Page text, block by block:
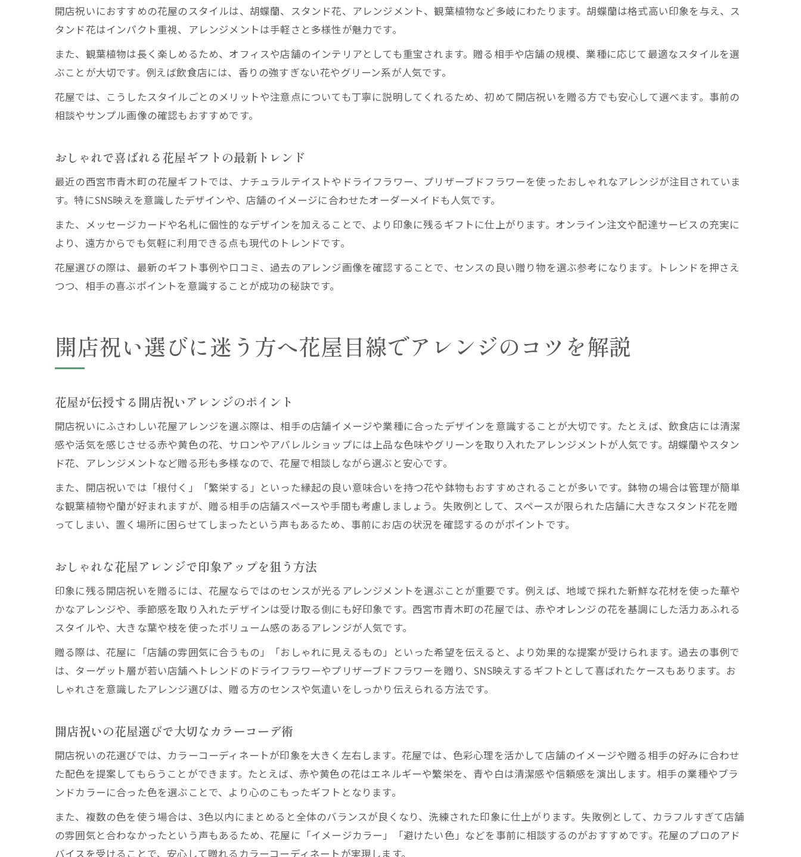
開店祝いで嬉しい花屋の心づかいとは何か
開店祝いにおすすめの花屋のスタイルは、胡蝶蘭、スタンド花、アレンジメント、観葉植物など多岐にわたります。胡蝶蘭は格式高い印象を与え、ス
タンド花はインパクト重視、アレンジメントは手軽さと多様性が魅力です。
また、観葉植物は長く楽しめるため、オフィスや店舗のインテリアとしても重宝されます。贈る相手や店舗の規模、業種に応じて最適なスタイルを選
ぶことが大切です。例えば飲食店には、香りの強すぎない花やグリーン系が人気です。
花屋では、こうしたスタイルごとのメリットや注意点についても丁寧に説明してくれるため、初めて開店祝いを贈る方でも安心して選べます。事前の
相談やサンプル画像の確認もおすすめです。
おしゃれで喜ばれる花屋ギフトの最新トレンド
最近の西宮市青木町の花屋ギフトでは、ナチュラルテイストやドライフラワー、プリザーブドフラワーを使ったおしゃれなアレンジが注目されていま
す。特にSNS映えを意識したデザインや、店舗のイメージに合わせたオーダーメイドも人気です。
また、メッセージカードや名札に個性的なデザインを加えることで、より印象に残るギフトに仕上がります。オンライン注文や配達サービスの充実に
より、遠方からでも気軽に利用できる点も現代のトレンドです。
花屋選びの際は、最新のギフト事例や口コミ、過去のアレンジ画像を確認することで、センスの良い贈り物を選ぶ参考になります。トレンドを押さえ
つつ、相手の喜ぶポイントを意識することが成功の秘訣です。
開店祝い選びに迷う方へ花屋目線でアレンジのコツを解説
花屋が伝授する開店祝いアレンジのポイント
開店祝いにふさわしい花屋アレンジを選ぶ際は、相手の店舗イメージや業種に合ったデザインを意識することが大切です。たとえば、飲食店には清潔
感や活気を感じさせる赤や黄色の花、サロンやアパレルショップには上品な色味やグリーンを取り入れたアレンジメントが人気です。胡蝶蘭やスタン
ド花、アレンジメントなど贈る形も多様なので、花屋で相談しながら選ぶと安心です。
また、開店祝いでは「根付く」「繁栄する」といった縁起の良い意味合いを持つ花や鉢物もおすすめされることが多いです。鉢物の場合は管理が簡単
な観葉植物や蘭が好まれますが、贈る相手の店舗スペースや手間も考慮しましょう。失敗例として、スペースが限られた店舗に大きなスタンド花を贈
ってしまい、置く場所に困らせてしまったという声もあるため、事前にお店の状況を確認するのがポイントです。
おしゃれな花屋アレンジで印象アップを狙う方法
印象に残る開店祝いを贈るには、花屋ならではのセンスが光るアレンジメントを選ぶことが重要です。例えば、地域で採れた新鮮な花材を使った華や
かなアレンジや、季節感を取り入れたデザインは受け取る側にも好印象です。西宮市青木町の花屋では、赤やオレンジの花を基調にした活力あふれる
スタイルや、大きな葉や枝を使ったボリューム感のあるアレンジが人気です。
贈る際は、花屋に「店舗の雰囲気に合うもの」「おしゃれに見えるもの」といった希望を伝えると、より効果的な提案が受けられます。過去の事例で
は、ターゲット層が若い店舗へトレンドのドライフラワーやプリザーブドフラワーを贈り、SNS映えするギフトとして喜ばれたケースもあります。お
しゃれさを意識したアレンジ選びは、贈る方のセンスや気遣いをしっかり伝えられる方法です。
開店祝いの花屋選びで大切なカラーコーデ術
開店祝いの花選びでは、カラーコーディネートが印象を大きく左右します。花屋では、色彩心理を活かして店舗のイメージや贈る相手の好みに合わせ
た配色を提案してもらうことができます。たとえば、赤や黄色の花はエネルギーや繁栄を、青や白は清潔感や信頼感を演出します。相手の業種やブラ
ンドカラーに合った色を選ぶことで、より心のこもったギフトとなります。
また、複数の色を使う場合は、3色以内にまとめると全体のバランスが良くなり、洗練された印象に仕上がります。失敗例として、カラフルすぎて店舗
の雰囲気と合わなかったという声もあるため、花屋に「イメージカラー」「避けたい色」などを事前に相談するのがおすすめです。花屋のプロのアド
バイスを受けることで、安心して贈れるカラーコーディネートが実現します。